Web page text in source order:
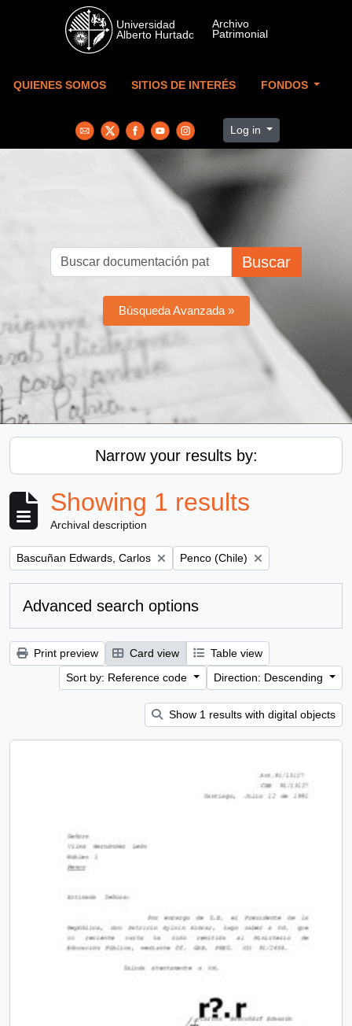
Skip to main content
QUIENES SOMOS SITIOS DE INTERÉS FONDOS
Log in
Buscar
Búsqueda Avanzada »
Narrow your results by:
Showing 1 results
Archival description
Remove filter:
Bascuñan Edwards, Carlos Remove filter:
Penco (Chile)
Advanced search options
Print preview Card view
Table view
Sort by: Reference code
Direction: Descending
Show 1 results with digital objects